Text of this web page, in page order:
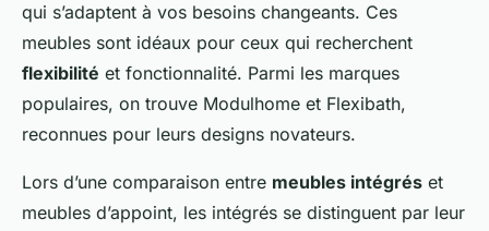
qui s’adaptent à vos besoins changeants. Ces
meubles sont idéaux pour ceux qui recherchent
flexibilité et fonctionnalité. Parmi les marques
populaires, on trouve Modulhome et Flexibath,
reconnues pour leurs designs novateurs.
Lors d’une comparaison entre meubles intégrés et
meubles d’appoint, les intégrés se distinguent par leur